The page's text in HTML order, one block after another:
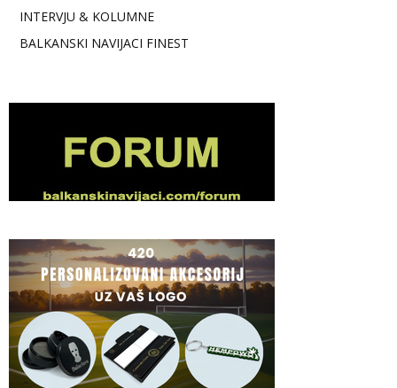
INTERVJU & KOLUMNE
BALKANSKI NAVIJACI FINEST